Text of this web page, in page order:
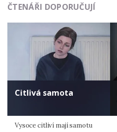
ČTENÁŘI DOPORUČUJÍ
Citlivá samota
Vysoce citliví mají samotu